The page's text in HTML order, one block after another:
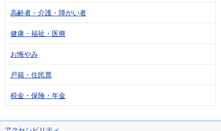
高齢者・介護・障がい者
健康・福祉・医療
お悔やみ
戸籍・住民票
税金・保険・年金